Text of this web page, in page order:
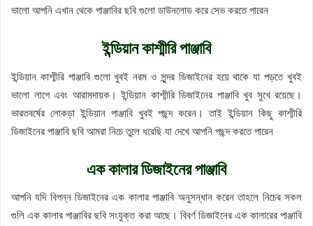
ভালো আপনি এখান থেকে পাঞ্জাবির ছবি গুলো ডাউনলোড করে সেভ করতে পারেন
ইন্ডিয়ান কাশ্মীরি পাঞ্জাবি
ইন্ডিয়ান কাশ্মীরি পাঞ্জাবি গুলো খুবই নরম ও সুন্দর ডিজাইনের হয়ে থাকে যা পড়তে খুবই
ভালো লাগে এবং আরামদায়ক। ইন্ডিয়ান কাশ্মীরি ডিজাইনের পাঞ্জাবি খুব সুখে রয়েছে।
ভারতবর্ষের লোকড়া ইন্ডিয়ান পাঞ্জাবি খুবই পছন্দ করেন। তাই ইন্ডিয়ান কিছু কাশ্মীরি
ডিজাইনের পাঞ্জাবি ছবি আমরা নিচে তুলে ধরেছি যা দেখে আপনি পছন্দ করতে পারেন
এক কালার ডিজাইনের পাঞ্জাবি
আপনি যদি বিপন্ন ডিজাইনের এক কালার পাঞ্জাবি অনুসন্ধান করেন তাহলে নিচের সকল
গুলি এক কালার পাঞ্জাবির ছবি সংযুক্ত করা আছে। বিবর্ণ ডিজাইনের এক কালারের পাঞ্জাবি